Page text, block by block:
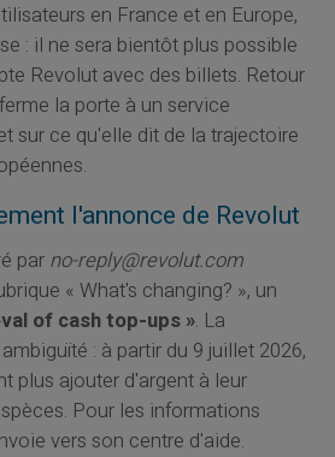
en France et en Europe,
: il ne sera bientôt plus possible
Revolut avec des billets. Retour
la porte à un service
sur ce qu'elle dit de la trajectoire
l'annonce de Revolut
par no-reply@revolut.com
« What's changing? », un
of cash top-ups ». La
: à partir du 9 juillet 2026,
plus ajouter d'argent à leur
Pour les informations
vers son centre d'aide.